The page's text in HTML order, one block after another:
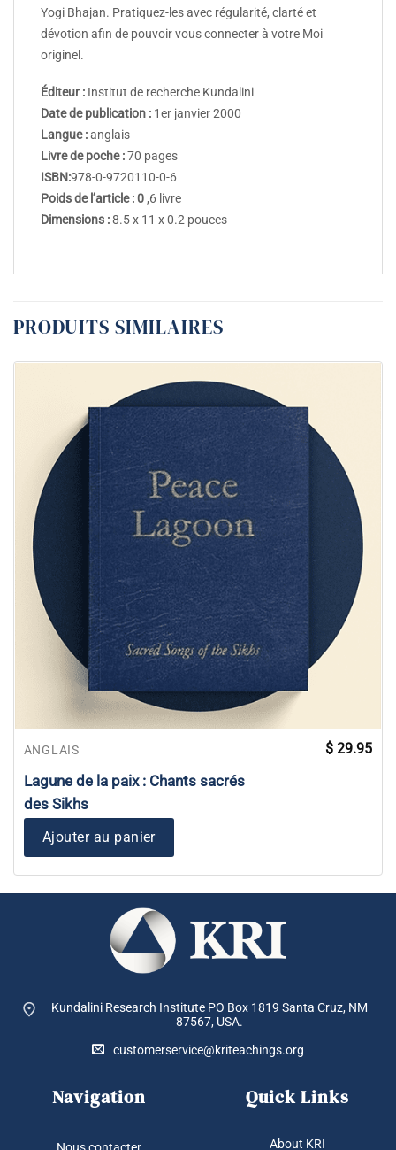
Yogi Bhajan. Pratiquez-les avec régularité, clarté et
dévotion afin de pouvoir vous connecter à votre Moi
originel.
Éditeur : Institut de recherche Kundalini
Date de publication : 1er janvier 2000
Langue :anglais
Livre de poche :70 pages
ISBN:978-0-9720110-0-6
Poids de l’article : 0,6 livre
Dimensions :8.5 x 11 x 0.2 pouces
PRODUITS SIMILAIRES
ANGLAIS
Lagune de la paix : Chants sacrés
des Sikhs
$ 29.95
Ajouter au panier
Kundalini Research Institute PO Box 1819 Santa Cruz, NM
87567, USA.
customerservice@kriteachings.org
Navigation Quick Links
About KRI